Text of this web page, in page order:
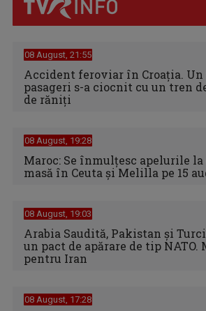
08 August, 21:55
Accident feroviar în Croația. Un
pasageri s-a ciocnit cu un tren
de răniți
08 August, 19:28
Maroc: Se înmulţesc apelurile
masă în Ceuta şi Melilla pe 15
08 August, 19:03
Arabia Saudită, Pakistan și
un pact de apărare de tip NATO.
pentru Iran
08 August, 17:28